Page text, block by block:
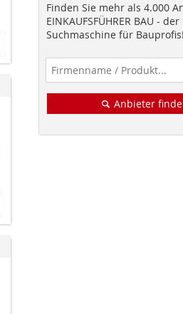
Finden Sie mehr als 4.000
EINKAUFSFÜHRER BAU - der
Suchmaschine für Bauprofis!
Anbieter